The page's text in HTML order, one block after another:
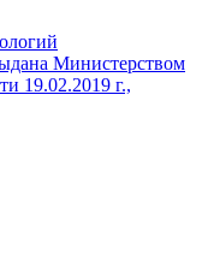
Министерством
19.02.2019 г.,